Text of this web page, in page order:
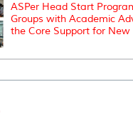
ASPer Head Start
Groups with Academic
the Core Support for New